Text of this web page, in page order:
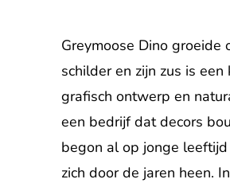
Greymoose Dino
schilder en zijn zus is
grafisch ontwerp en
een bedrijf dat decors
begon al op jonge
zich door de jaren heen.